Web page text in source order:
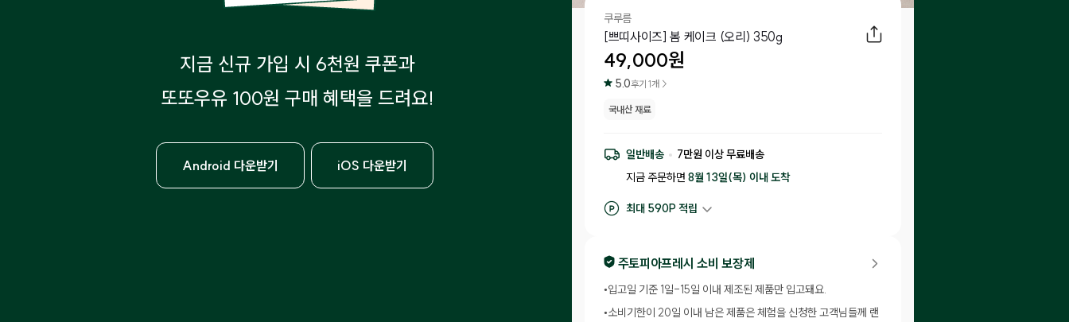
지금 신규 가입 시 6천원 쿠폰과
또또우유 100원 구매 혜택을 드려요!
Android 다운받기 iOS 다운받기
쿠루름
[쁘띠사이즈] 봄 케이크 (오리) 350g
49,000원
5.0후기 1개 >
국내산 재료
일반배송 7만원 이상 무료배송
지금 주문하면 8월 13일(목) 이내 도착
최대 590P 적립
주토피아프레시 소비 보장제
•입고일 기준 1일-15일 이내 제조된 제품만 입고돼요.
•소비기한이 20일 이내 남은 제품은 체험을 신청한 고객님들께 랜